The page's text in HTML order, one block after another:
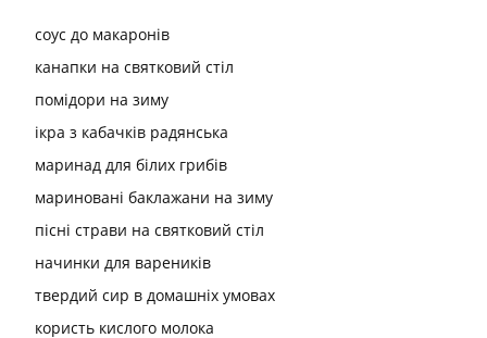
соус до макаронів
канапки на святковий стіл
помідори на зиму
ікра з кабачків радянська
маринад для білих грибів
мариновані баклажани на зиму
пісні страви на святковий стіл
начинки для вареників
твердий сир в домашніх умовах
користь кислого молока